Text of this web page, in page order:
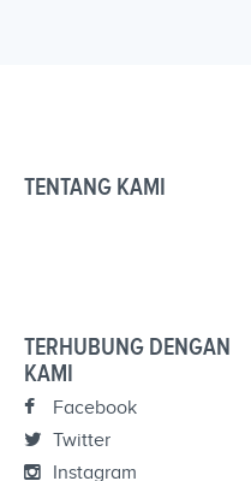
TENTANG KAMI
TERHUBUNG DENGAN
KAMI
Facebook
Twitter
Instagram